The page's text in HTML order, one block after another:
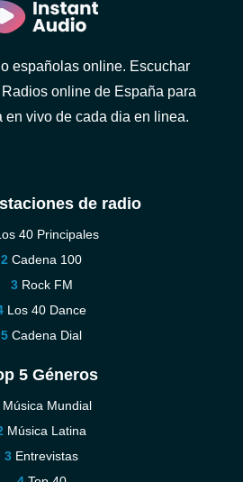
españolas online. Escuchar
online de España para
en vivo de cada dia en linea.
de radio
40 Principales
Cadena 100
Rock FM
Los 40 Dance
Cadena Dial
5 Géneros
Música Mundial
Música Latina
Entrevistas